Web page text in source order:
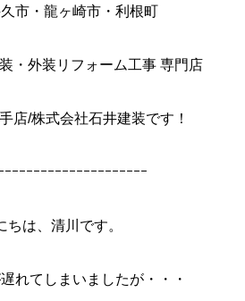
市・龍ヶ崎市・利根町
・外装リフォーム工事 専門店
店/株式会社石井建装です！
ｰｰｰｰｰｰｰｰｰｰｰｰｰｰｰｰｰｰｰｰ
ちは、清川です。
れてしまいましたが・・・